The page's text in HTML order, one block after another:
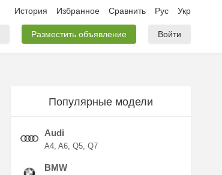
История Избранное Сравнить Рус Укр
Разместить объявление Войти
Популярные модели
Audi
A4 A6 Q5 Q7
BMW